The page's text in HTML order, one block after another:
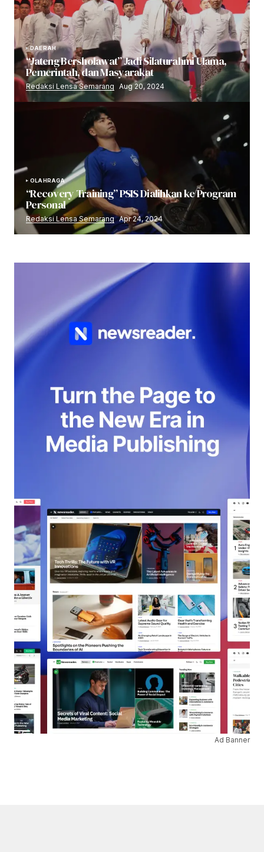
DAERAH
“Jateng Bersholawat” Jadi Silaturahmi Ulama,
Pemerintah, dan Masyarakat
Redaksi Lensa Semarang Aug 20, 2024
OLAHRAGA
“Recovery Training” PSIS Dialihkan ke Program
Personal
Redaksi Lensa Semarang Apr 24, 2024
Ad Banner